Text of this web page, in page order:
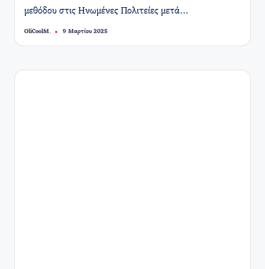
μεθόδου στις Ηνωμένες Πολιτείες μετά…
Συγγραφέας:
OliCoolM. 9 Μαρτίου 2025